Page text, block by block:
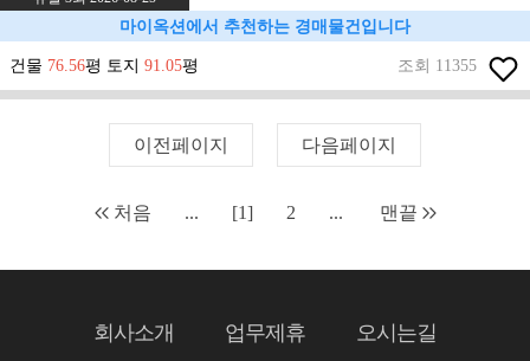
마이옥션에서 추천하는 경매물건입니다
건물 76.56평 토지 91.05평 조회 11355
이전페이지 다음페이지
처음 ... [1] 2 ... 맨끝
회사소개 업무제휴 오시는길